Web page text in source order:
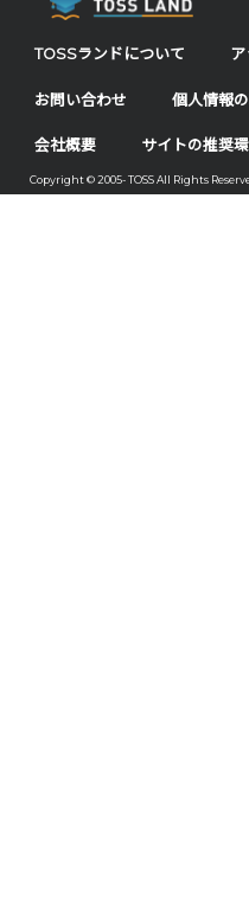
TOSSランドについて
お問い合わせ 個人情報
会社概要 サイトの推奨
Copyright © 2005- TOSS All Rights